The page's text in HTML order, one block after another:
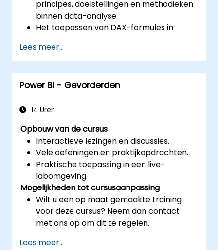
principes, doelstellingen en methodieken
binnen data-analyse.
Het toepassen van DAX-formules in
uitdagingen.
Het ontwikkelen en benutten van
effectieve visualisaties en grafieken
binnen specifieke analysecasussen.
gebaseerde Power BI-omgeving naar een
behulp van Power View.
Lees meer...
Power BI - Gevorderden
14 Uren
Opbouw van de cursus
Interactieve lezingen en discussies.
Vele oefeningen en praktijkopdrachten.
Praktische toepassing in een live-
labomgeving.
Mogelijkheden tot cursusaanpassing
Wilt u een op maat gemaakte training
voor deze cursus? Neem dan contact
met ons op om dit te regelen.
Lees meer...